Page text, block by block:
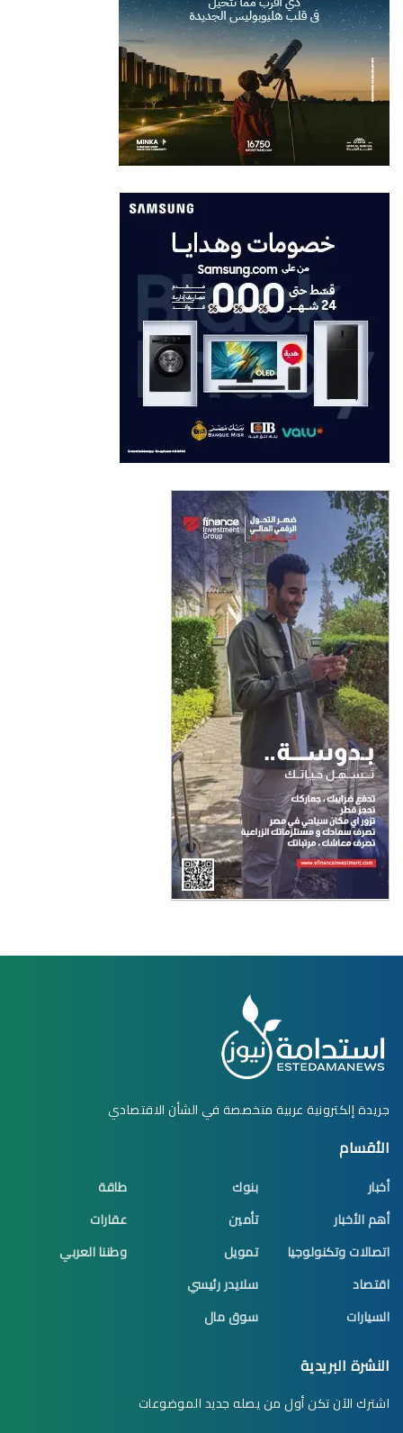
جريدة إلكترونية عربية متخصصة في الشأن الاقتصادي
الأقسام
أخبار
أهم الأخبار
اتصالات وتكنولوجيا
اقتصاد
السيارات
بنوك
تأمين
تمويل
سلايدر رئيسي
سوق مال
طاقة
عقارات
وطننا العربي
النشرة البريدية
اشترك الآن تكن أول من يصله جديد الموضوعات